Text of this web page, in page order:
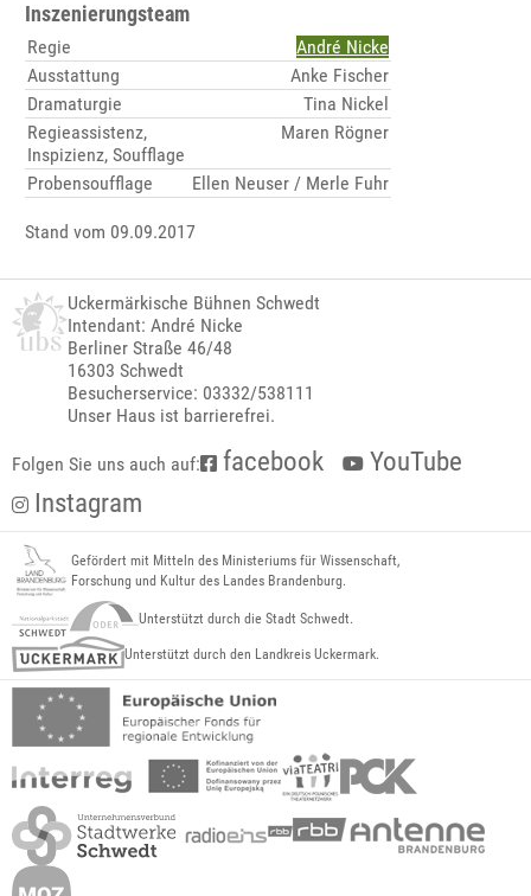
Inszenierungsteam
Regie
André Nicke
Ausstattung
Anke Fischer
Dramaturgie
Tina Nickel
Regieassistenz,
Inspizienz, Soufflage
Maren Rögner
Probensoufflage Ellen Neuser / Merle Fuhr
Stand vom 09.09.2017
Uckermärkische Bühnen Schwedt
Intendant: André Nicke
Berliner Straße 46/48
16303 Schwedt
Besucherservice: 03332/538111
Unser Haus ist barrierefrei.
Folgen Sie uns auch auf: facebook
YouTube
Instagram
Gefördert mit Mitteln des Ministeriums für Wissenschaft,
Forschung und Kultur des Landes Brandenburg.
Unterstützt durch die Stadt Schwedt.
Unterstützt durch den Landkreis Uckermark.